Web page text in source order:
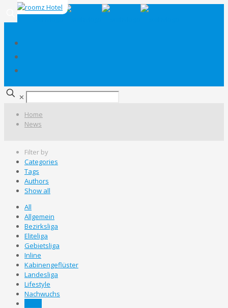
✕
Home
News
Filter by
Categories
Tags
Authors
Show all
All
Allgemein
Bezirksliga
Eliteliga
Gebietsliga
Inline
Kabinengeflüster
Landesliga
Lifestyle
Nachwuchs